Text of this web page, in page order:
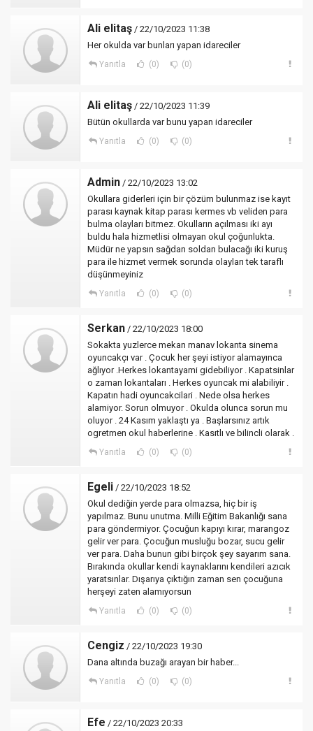
Ali elitaş / 22/10/2023 11:38
Her okulda var bunları yapan idareciler
Yanıtla (0) (0)
Ali elitaş / 22/10/2023 11:39
Bütün okullarda var bunu yapan idareciler
Yanıtla (0) (0)
Admin / 22/10/2023 13:02
Okullara giderleri için bir çözüm bulunmaz ise kayıt
parası kaynak kitap parası kermes vb veliden para
bulma olayları bitmez. Okulların açılması iki ayı
buldu hala hizmetlisi olmayan okul çoğunlukta.
Müdür ne yapsın sağdan soldan bulacağı iki kuruş
para ile hizmet vermek sorunda olayları tek taraflı
düşünmeyiniz
Yanıtla (0) (0)
Serkan / 22/10/2023 18:00
Sokakta yuzlerce mekan manav lokanta sinema
oyuncakçı var . Çocuk her şeyi istiyor alamayınca
ağlıyor .Herkes lokantayami gidebiliyor . Kapatsinlar
o zaman lokantaları . Herkes oyuncak mi alabiliyir .
Kapatın hadi oyuncakcilari . Nede olsa herkes
alamiyor. Sorun olmuyor . Okulda olunca sorun mu
oluyor . 24 Kasım yaklaştı ya . Başlarsınız artık
ogretmen okul haberlerine . Kasıtlı ve bilincli olarak .
Yanıtla (0) (0)
Egeli / 22/10/2023 18:52
Okul dediğin yerde para olmazsa, hiç bir iş
yapılmaz. Bunu unutma. Milli Eğitim Bakanlığı sana
para göndermiyor. Çocuğun kapıyı kırar, marangoz
gelir ver para. Çocuğun musluğu bozar, sucu gelir
ver para. Daha bunun gibi birçok şey sayarım sana.
Bırakında okullar kendi kaynaklarını kendileri azıcık
yaratsınlar. Dışarıya çıktığın zaman sen çocuğuna
herşeyi zaten alamıyorsun
Yanıtla (0) (0)
Cengiz / 22/10/2023 19:30
Dana altında buzağı arayan bir haber...
Yanıtla (0) (0)
Efe / 22/10/2023 20:33